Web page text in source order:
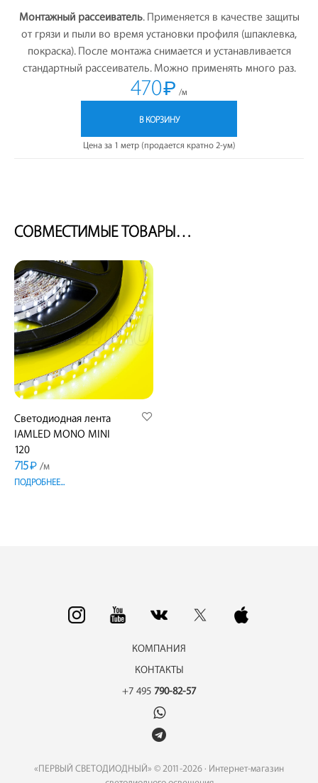
Монтажный рассеиватель. Применяется в качестве защиты
от грязи и пыли во время установки профиля (шпаклевка,
покраска). После монтажа снимается и устанавливается
стандартный рассеиватель. Можно применять много раз.
470₽ /м
В КОРЗИНУ
Цена за 1 метр (продается кратно 2-ум)
СОВМЕСТИМЫЕ ТОВАРЫ…
Светодиодная лента
IAMLED MONO MINI
120
715₽ /м
ПОДРОБНЕЕ...
КОМПАНИЯ
КОНТАКТЫ
+7 495 790-82-57
«ПЕРВЫЙ СВЕТОДИОДНЫЙ» © 2011-2026 · Интернет-магазин